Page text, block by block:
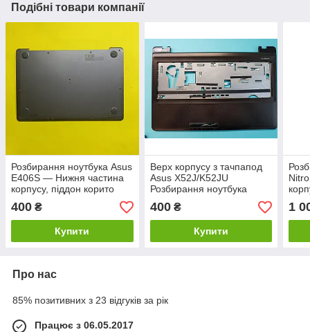
Подібні товари компанії
Розбирання ноутбука Asus
E406S — Нижня частина
корпусу, піддон корито
400 ₴
Купити
Верх корпусу з тачпапод
Asus X52J/K52JU
Розбирання ноутбука
X52J/K52JU
400₴
Купити
1
Про нас
85% позитивних з 23 відгуків за рік
Працює з 06.05.2017